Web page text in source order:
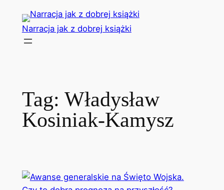
Przejdź
treści
Narracja jak z dobrej książki
Tag: Władysław
Kosiniak-Kamysz